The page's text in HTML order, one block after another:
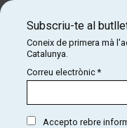
les arts, entre el
la consciència
temps, i que només
Subscriu-te al
Coneix de primera mà
Catalunya.
Correu electrònic*
Accepto rebre